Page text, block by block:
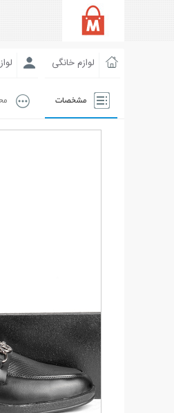
لوازم خانگی
مشخصات